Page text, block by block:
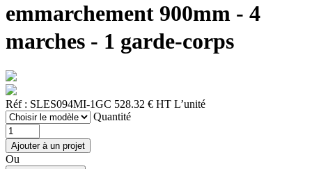
emmarchement 900mm - 4
marches - 1 garde-corps
Réf : SLES094MI-1GC 528.32 € HT L’unité
Quantité
Ou